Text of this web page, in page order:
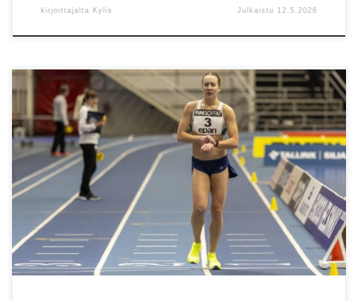
kirjoittajalta Kylis Julkaistu 12.5.2026
11-17 vuotiaille kilpakävelijöille seurariippumattomasti
Valmentajina maajoukkueurheilijat Aliisa Kiiski ja Ella Rautawaara
sekä Jani Lehtinen Noin joka toinen keskiviikko klo 17-18.30
Leppävaarassa, aloitus 13.5 Kustannukset: Kesäkausi (8 kertaa)
60€ ja ilmoittautumiset ja lisätiedot: jani@espoontapiot.fi